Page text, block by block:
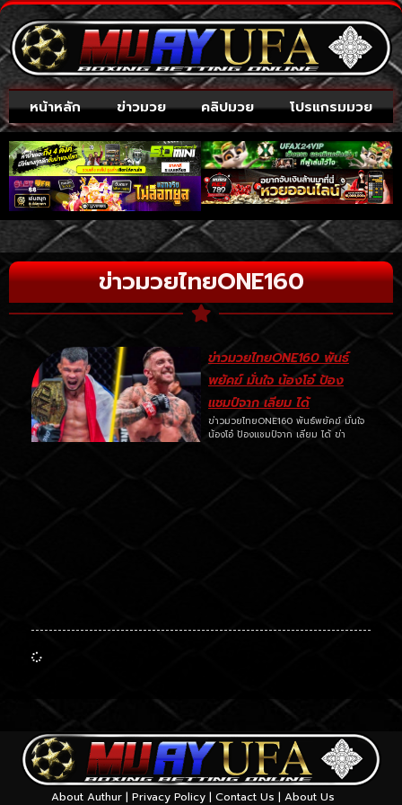
หน้าหลัก ข่าวมวย คลิปมวย โปรแกรมมวย
ข่าวมวยไทยONE160
ข่าวมวยไทยONE160 พันธ์
พยัคฆ์ มั่นใจ น้องโอ๋ ป้อง
แชมป์จาก เลียม ได้
ข่าวมวยไทยONE160 พันธ์พยัคฆ์ มั่นใจ
น้องโอ๋ ป้องแชมป์จาก เลียม ได้ ข่า
About Authur| Privacy Policy| Contact Us | About Us